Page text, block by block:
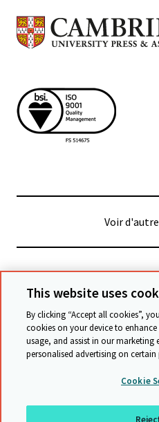
Voir
© Cambridge University
Conditions générales
Déclaration
Déclaration sur
Politique de
This website uses
By clicking “Accept all cookies”,
cookies on your device to
usage, and assist in our marketing
personalised advertising on certain
Cookie